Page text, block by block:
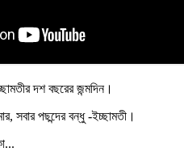
দশ বছরের জন্মদিন।
সবার পছন্দের বন্ধু -ইচ্ছামতী।